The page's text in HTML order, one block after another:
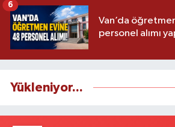
Van’da
personel alımı
6
Yükleniyor...